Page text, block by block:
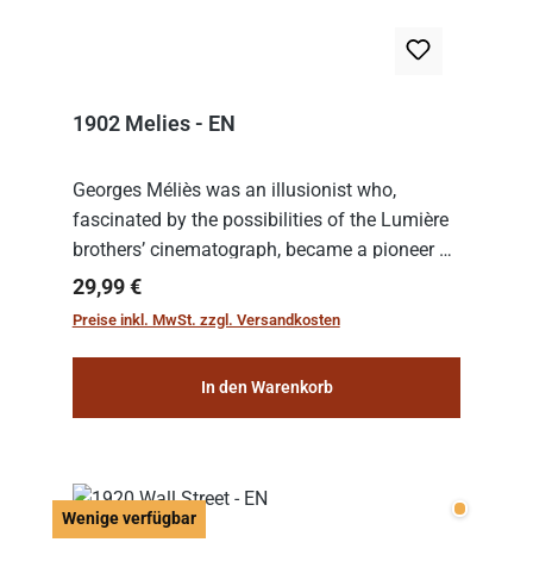
1902 Melies - EN
Georges Méliès was an illusionist who,
fascinated by the possibilities of the Lumière
brothers’ cinematograph, became a pioneer of
cinema. In 1902, he filmed his most famous
work: “Le Voyage dans la Lune” (“A Trip to...
Regulärer Preis:
29,99 €
Preise inkl. MwSt. zzgl. Versandkosten
In den Warenkorb
Wenige verfügbar Wenige